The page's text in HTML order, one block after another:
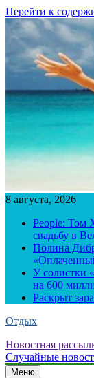
Перейти к
8 августа, 2026
People: Том
свадьбу в
Полина
У солистки
на 600
Раскрыт
Отдых
Новостная
Случайные
Меню